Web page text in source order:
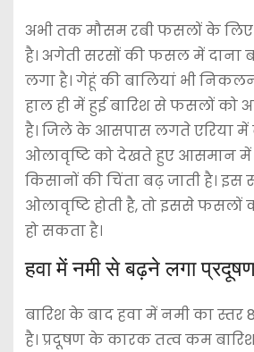
अभी तक मौसम रबी फसलों के
है। अगेती सरसों की फसल में दाना
लगा है। गेहूं की बालियां भी
हाल ही में हुई बारिश से फसलों को
है। जिले के आसपास लगते एरिया में
ओलावृष्टि को देखते हुए आसमान में
किसानों की चिंता बढ़ जाती है।
ओलावृष्टि होती है, तो इससे फसलों
हो सकता है।
हवा में नमी से बढ़ने लगा
बारिश के बाद हवा में नमी का स्तर
है। प्रदूषण के कारक तत्व कम